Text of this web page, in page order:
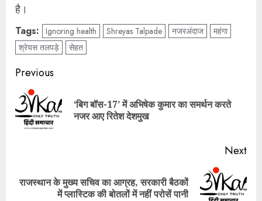
है।
Tags: Ignoring health Shreyas Talpade नजरअंदाज
महंगा
श्रेयस तलपड़े
सेहत
Post
navigation
Previous
‘बिग बॉस-17’ में अभिषेक कुमार का समर्थन करते
नजर आए रितेश देशमुख
Next
Next
राजस्थान के मुख्य सचिव का आग्रह, सरकारी बैठकों
में प्लास्टिक की बोतलों में नहीं परोसें पानी